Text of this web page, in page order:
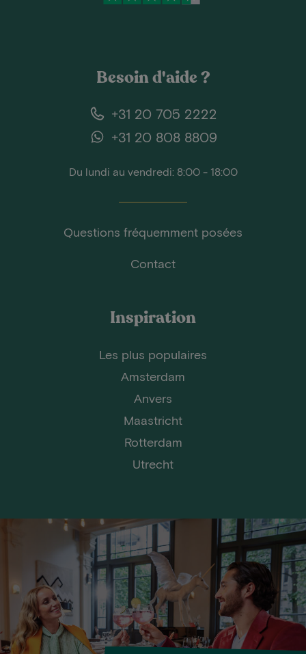
Besoin d'aide ?
+31 20 705 2222
+31 20 808 8809
Du lundi au vendredi: 8:00 - 18:00
Questions fréquemment posées
Contact
Inspiration
Les plus populaires
Amsterdam
Anvers
Maastricht
Rotterdam
Utrecht